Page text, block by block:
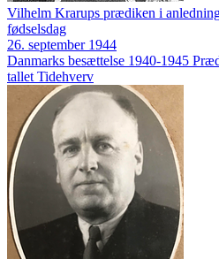
Vilhelm Krarups prædiken i
fødselsdag
26. september 1944
Danmarks besættelse 1940-1945
tallet Tidehverv